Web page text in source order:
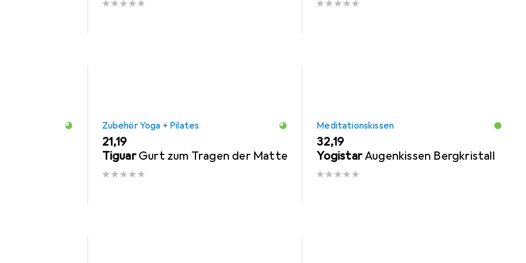
Zubehör Yoga + Pilates
EUR
21,19
Tiguar Gurt zum Tragen der Matte
Meditationskissen
EUR
32,19
YogistarAugenkissen Bergkristall